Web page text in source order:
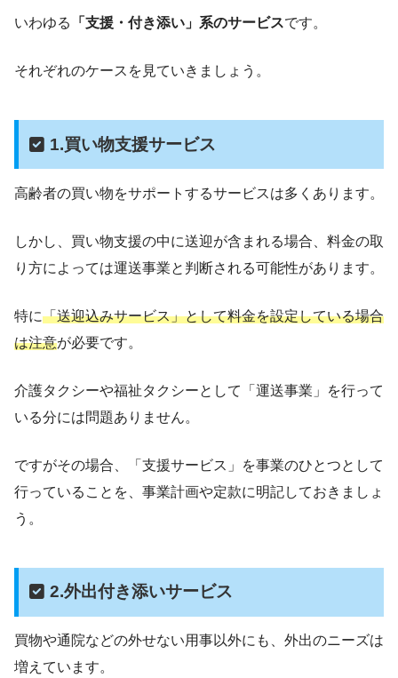
いわゆる 「支援・付き添い」系のサービスです。
それぞれのケースを見ていきましょう。
1.買い物支援サービス
高齢者の買い物をサポートするサービスは多くあります。
しかし、買い物支援の中に送迎が含まれる場合、料金の取
り方によっては運送事業と判断される可能性があります。
特に「送迎込みサービス」として料金を設定している場合
は注意が必要です。
介護タクシーや福祉タクシーとして「運送事業」を行って
いる分には問題ありません。
ですがその場合、「支援サービス」を事業のひとつとして
行っていることを、事業計画や定款に明記しておきましょ
う。
2.外出付き添いサービス
買物や通院などの外せない用事以外にも、外出のニーズは
増えています。